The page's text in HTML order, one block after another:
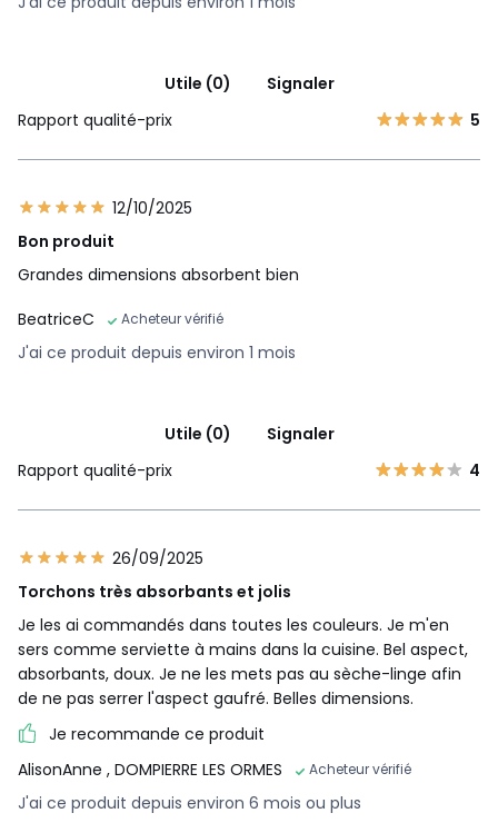
Utile (0)
Signaler
Rapport qualité-prix
5
12/10/2025
Bon produit
Grandes dimensions absorbent bien
BeatriceC
Acheteur vérifié
J'ai ce produit depuis environ 1 mois
Utile (0)
Signaler
Rapport qualité-prix
4
26/09/2025
Torchons très absorbants et jolis
Je les ai commandés dans toutes les couleurs. Je m'en
sers comme serviette à mains dans la cuisine. Bel aspect,
absorbants, doux. Je ne les mets pas au sèche-linge afin
de ne pas serrer l'aspect gaufré. Belles dimensions.
Je recommande ce produit
AlisonAnne , DOMPIERRE LES ORMES Acheteur vérifié
J'ai ce produit depuis environ 6 mois ou plus